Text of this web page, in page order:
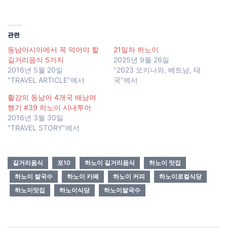
관련
동남아시아에서 꼭 먹어야 할
길거리음식 5가지
2016년 5월 20일
"TRAVEL ARTICLE"에서
21일차 하노이
2025년 9월 26일
"2023 오키나와, 베트남, 태
국"에서
활강의 동남아 4개국 배낭여
행기 #39 하노이 시내투어
2016년 3월 30일
"TRAVEL STORY"에서
길거리음식 포10 하노이 길거리음식
하노이 맛집
하노이 쌀국수
하노이 카페 하노이 커피
하노이로컬식당
하노이맛집
하노이식당 하노이쌀국수